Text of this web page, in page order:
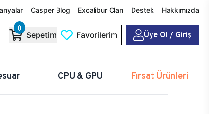
Casper Blog Excalibur Clan Destek Hakkımızda
0
Sepetim Favorilerim Üye Ol / Giriş
CPU & GPU Fırsat Ürünleri